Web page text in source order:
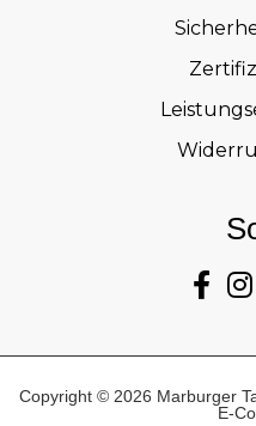
Copyright © 2026 Marburger
E-